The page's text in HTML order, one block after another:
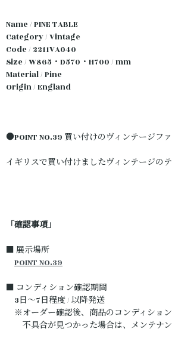
Name / PINE TABLE
Category / Vintage
Code / 2211VA040
Size / W865・D570・H700 / mm
Material / Pine
Origin / England
●POINT NO.39 買い付けのヴィンテージフ
イギリスで買い付けましたヴィンテージのテ
「確認事項」
■ 展示場所
POINT NO.39
■ コンディション確認期間
3日～7日程度 / 以降発送
※オーダー確認後、商品のコンディション
不具合が見つかった場合は、メンテナン